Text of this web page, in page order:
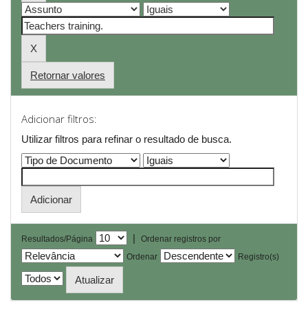
Retornar valores
Adicionar filtros:
Utilizar filtros para refinar o resultado de busca.
Resultados/Página |
Ordenar registros por
Ordenar
Registro(s)